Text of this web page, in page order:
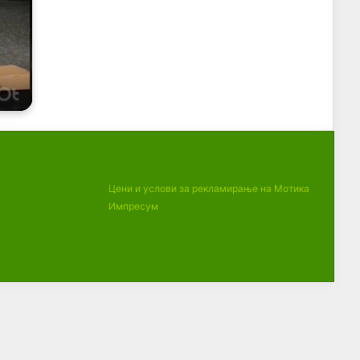
Цени и услови за рекламирање на Мотика
Импресум